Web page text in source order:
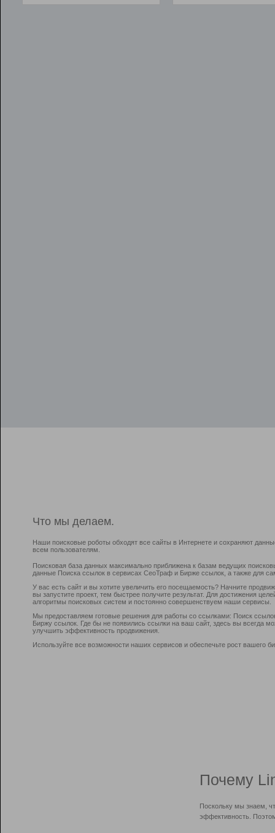
Что мы делаем.
Наши поисковые роботы обходят все сайты в Интернете и сохраняют
всем пользователям.
Поисковая база данных максимально приближена к базам ведущих
данные Поиска ссылок в сервисах СеоТраф и Бирже ссылок, а также для
У вас есть сайт и вы хотите увеличить его посещаемость? Начните
вы запустите проект, тем быстрее получите результат. Для достижения
алгоритмы поисковых систем и постоянно совершенствуем наши сервисы.
Мы предоставляем готовые решения для работы со ссылками: Поиск
Биржу ссылок. Где бы не появились ссылки на ваш сайт, здесь вы всегда
улучшить эффективность продвижения.
Используйте все возможности наших сервисов и обеспечьте рост вашего
Почему
Поскольку мы знаем,
эффективность.